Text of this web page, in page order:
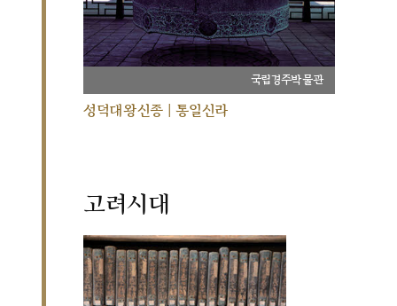
국립경주박물관
성덕대왕신종 | 통일신라
고려시대